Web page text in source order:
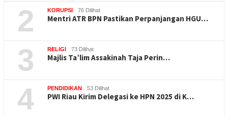
2 KORUPSI 76 Dilihat
Mentri ATR BPN Pastikan Perpanjangan HGU…
3 RELIGI 73 Dilihat
Majlis Ta’lim Assakinah Taja Perin…
4 PENDIDIKAN 53 Dilihat
PWI Riau Kirim Delegasi ke HPN 2025 di K…